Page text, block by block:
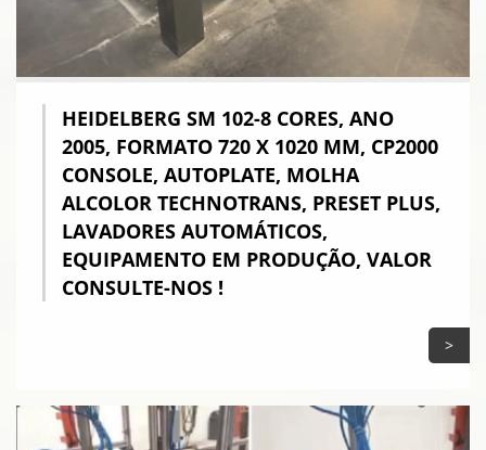
HEIDELBERG SM 102-8 CORES, ANO
2005, FORMATO 720 X 1020 MM, CP2000
CONSOLE, AUTOPLATE, MOLHA
ALCOLOR TECHNOTRANS, PRESET PLUS,
LAVADORES AUTOMÁTICOS,
EQUIPAMENTO EM PRODUÇÃO, VALOR
CONSULTE-NOS !
>